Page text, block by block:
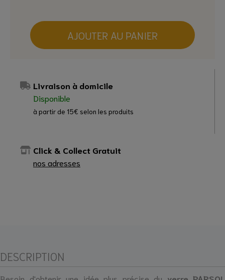
AJOUTER AU PANIER
Livraison à domicile
Disponible
à partir de 15€ selon les produits
Click & Collect Gratuit
nos adresses
DESCRIPTION